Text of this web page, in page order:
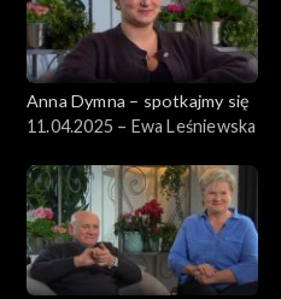
Anna Dymna – spotkajmy się
11.04.2025 – Ewa Leśniewska